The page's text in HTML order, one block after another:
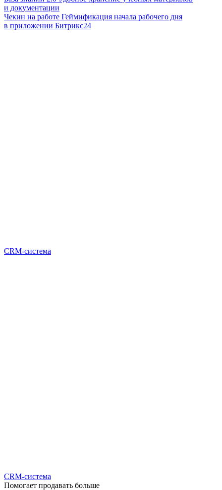
и документации
Чекин на работе Геймификация начала рабочего дня
в приложении Битрикс24
CRM-система
CRM-система
Помогает продавать больше